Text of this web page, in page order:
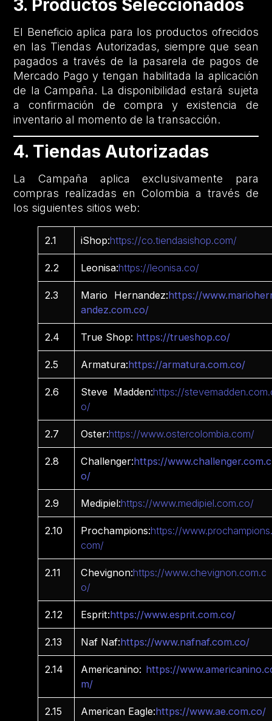
3. Productos Seleccionados
El Beneficio aplica para los productos ofrecidos
en las Tiendas Autorizadas, siempre que sean
pagados a través de la pasarela de pagos de
Mercado Pago y tengan habilitada la aplicación
de la Campaña. La disponibilidad estará sujeta
a confirmación de compra y existencia de
inventario al momento de la transacción.
4. Tiendas Autorizadas
La Campaña aplica exclusivamente para
compras realizadas en Colombia a través de
los siguientes sitios web:
2.1 iShop:https://co.tiendasishop.com/
2.2 Leonisa:https://leonisa.co/
2.3 Mario Hernandez:https://
andez.com.co/
2.4 True Shop: https://trueshop.co/
2.5 Armatura:https://armatura.com.co/
2.6 Steve Madden:https://
o/
2.7 Oster:https://www.ostercolombia.com/
2.8 Challenger:https://www.challenger.com.c
o/
2.9 Medipiel:https://www.medipiel.com.co/
2.10 Prochampions:https://
com/
2.11 Chevignon:https://www.chevignon.com.c
o/
2.12 Esprit:https://www.esprit.com.co/
2.13 Naf Naf:https://www.nafnaf.com.co/
2.14 Americanino: https://
m/
2.15 American Eagle:https://www.ae.com.co/